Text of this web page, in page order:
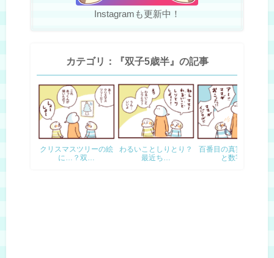
Instagramも更新中！
カテゴリ：『双子5歳半』の記事
クリスマスツリーの絵
に…？双…
わるいことしりとり？
最近ち…
百番目の真実。５歳児
と数字…